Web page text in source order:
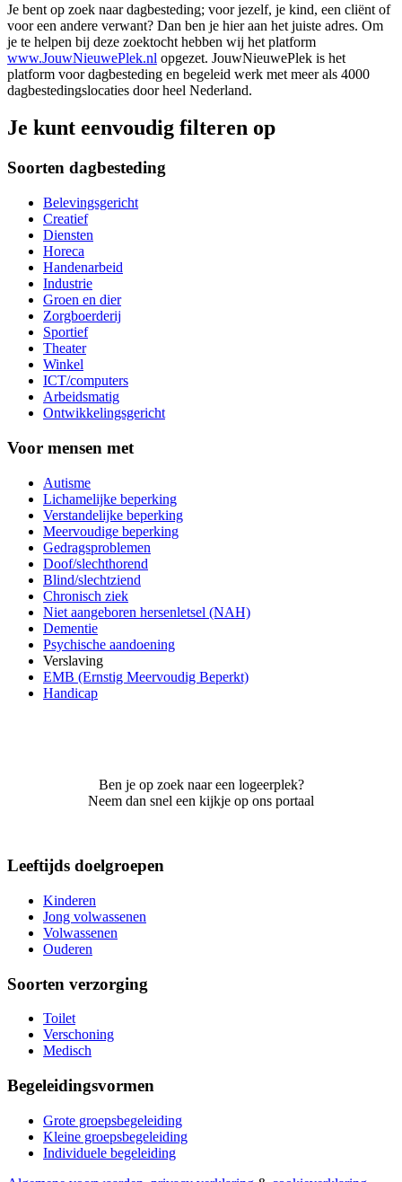
Je bent op zoek naar dagbesteding; voor jezelf, je kind, een cliënt of
voor een andere verwant? Dan ben je hier aan het juiste adres. Om
je te helpen bij deze zoektocht hebben wij het platform
www.JouwNieuwePlek.nl opgezet. JouwNieuwePlek is het
platform voor dagbesteding en begeleid werk met meer als 4000
dagbestedingslocaties door heel Nederland.
Je kunt eenvoudig filteren op
Soorten dagbesteding
Belevingsgericht
Creatief
Diensten
Horeca
Handenarbeid
Industrie
Groen en dier
Zorgboerderij
Sportief
Theater
Winkel
ICT/computers
Arbeidsmatig
Ontwikkelingsgericht
Voor mensen met
Autisme
Lichamelijke beperking
Verstandelijke beperking
Meervoudige beperking
Gedragsproblemen
Doof/slechthorend
Blind/slechtziend
Chronisch ziek
Niet aangeboren hersenletsel (NAH)
Dementie
Psychische aandoening
Verslaving
EMB (Ernstig Meervoudig Beperkt)
Handicap
Ben je op zoek naar een logeerplek?
Neem dan snel een kijkje op ons portaal
Leeftijds doelgroepen
Kinderen
Jong volwassenen
Volwassenen
Ouderen
Soorten verzorging
Toilet
Verschoning
Medisch
Begeleidingsvormen
Grote groepsbegeleiding
Kleine groepsbegeleiding
Individuele begeleiding